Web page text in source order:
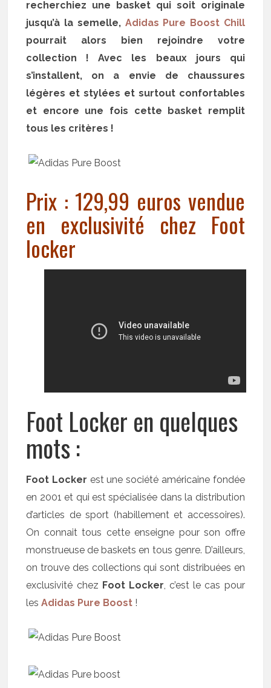
recherchiez une basket qui soit originale
jusqu’à la semelle, Adidas Pure Boost Chill
pourrait alors bien rejoindre votre
collection ! Avec les beaux jours qui
s’installent, on a envie de chaussures
légères et stylées et surtout confortables
et encore une fois cette basket remplit
tous les critères !
Prix : 129,99 euros vendue
en exclusivité chez Foot
locker
Foot Locker en quelques
mots :
Foot Locker est une société américaine fondée
en 2001 et qui est spécialisée dans la distribution
d’articles de sport (habillement et accessoires).
On connait tous cette enseigne pour son offre
monstrueuse de baskets en tous genre. D’ailleurs,
on trouve des collections qui sont distribuées en
exclusivité chez Foot Locker , c’est le cas pour
lesAdidas Pure Boost !